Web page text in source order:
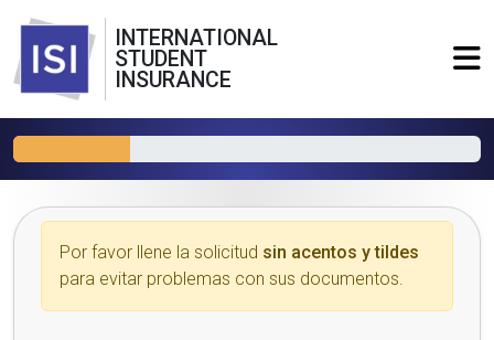
INTERNATIONAL
STUDENT
INSURANCE
Por favor llene la solicitud sin acentos y tildes
para evitar problemas con sus documentos.